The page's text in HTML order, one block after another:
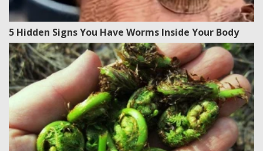
5 Hidden Signs You Have Worms Inside Your Body